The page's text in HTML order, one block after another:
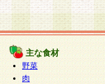
主な食材
野菜
肉